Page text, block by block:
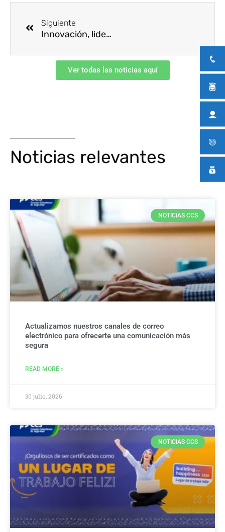
Siguiente
Innovación, liderazgo y herramientas prácticas: así se vivió el Tercer Congreso Regional de SST en Cali
Ver todas las noticias aquí
Noticias relevantes
NOTICIAS CCS
Actualizamos nuestros canales de correo
electrónico para ofrecerte una comunicación más
segura
READ MORE »
30 julio, 2026
NOTICIAS CCS